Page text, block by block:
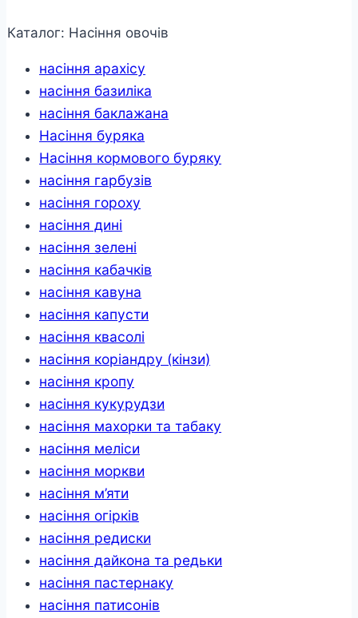
Каталог: Насіння овочів
насіння арахісу
насіння базиліка
насіння баклажана
Насіння буряка
Насіння кормового буряку
насіння гарбузів
насіння гороху
насіння дині
насіння зелені
насіння кабачків
насіння кавуна
насіння капусти
насіння квасолі
насіння коріандру (кінзи)
насіння кропу
насіння кукурудзи
насіння махорки та табаку
насіння меліси
насіння моркви
насіння м’яти
насіння огірків
насіння редиски
насіння дайкона та редьки
насіння пастернаку
насіння патисонів